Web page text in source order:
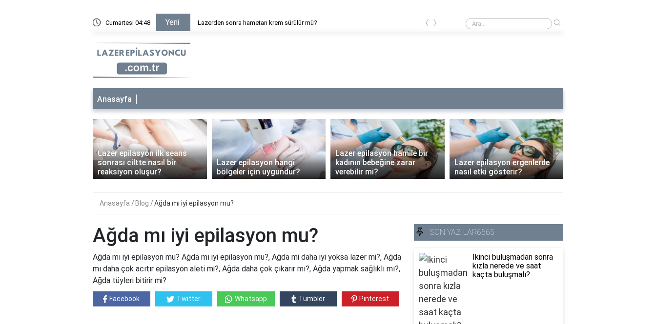
Cumartesi 04:48 Yeni Lazer epilasyon alerjisine ne iyi gelir? Buz lazerde kılların uzunluğu ne kadar olmalı?
‹ ›
Anasayfa
Lazer epilasyon ilk seans
sonrası ciltte nasıl bir
reaksiyon oluşur?
Lazer epilasyon hangi
bölgeler için uygundur?
Lazer epilasyon hamile bir
kadının bebeğine zarar
verebilir mi?
Lazer epilasyon ergenlerde
nasıl etki gösterir?
‹ ›
Anasayfa Blog Ağda mı iyi epilasyon mu?
Ağda mı iyi epilasyon mu?
Ağda mı iyi epilasyon mu? Ağda mı iyi epilasyon mu?, Ağda mi daha iyi yoksa lazer mi?, Ağda
mı daha çok acıtır epilasyon aleti mi?, Ağda daha çok çıkarır mı?, Ağda yapmak sağlıklı mı?,
Ağda tüyleri bitirir mi?
Facebook Twitter Whatsapp Tumbler Pinterest
SON YAZILAR6565
İkinci buluşmadan sonra
kızla nerede ve saat
kaçta buluşmalı?